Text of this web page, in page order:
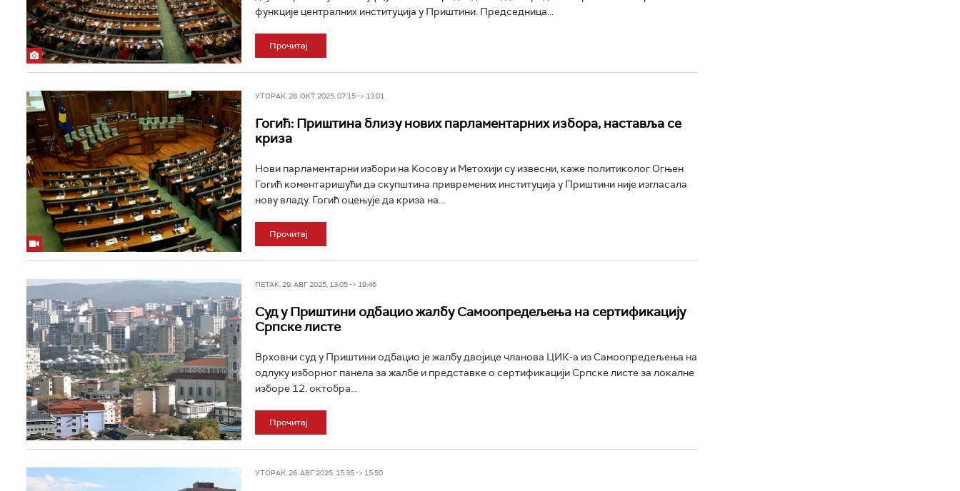
функције централних институција у Приштини. Председница...
Прочитај
УТОРАК, 28. ОКТ 2025, 07:15 -> 13:01
Гогић: Приштина близу нових парламентарних избора, наставља се
криза
Нови парламентарни избори на Косову и Метохији су извесни, каже политиколог Огњен
Гогић коментаришући да скупштина привремених институција у Приштини није изгласала
нову владу. Гогић оцењује да криза на...
Прочитај
ПЕТАК, 29. АВГ 2025, 13:05 -> 19:46
Суд у Приштини одбацио жалбу Самоопредељења на сертификацију
Српске листе
Врховни суд у Приштини одбацио је жалбу двојице чланова ЦИК-а из Самоопредељења на
одлуку изборног панела за жалбе и представке о сертификацији Српске листе за локалне
изборе 12. октобра...
Прочитај
УТОРАК, 26. АВГ 2025, 15:35 -> 15:50